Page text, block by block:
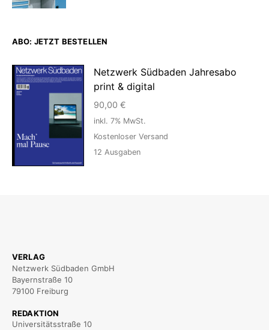
ABO: JETZT BESTELLEN
Netzwerk Südbaden Jahresabo
print & digital
90,00 €
inkl. 7% MwSt.
Kostenloser Versand
12 Ausgaben
VERLAG
Netzwerk Südbaden GmbH
Bayernstraße 10
79100 Freiburg
REDAKTION
Universitätsstraße 10